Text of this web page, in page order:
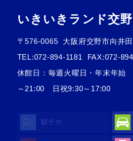
いきいきランド交野
〒576-0065
大阪府交野市向井
TEL:072-894-1181
FAX:072-
休館日：毎週火曜日・年末年始
～21:00 日祝9:30～17:00
駅チカ